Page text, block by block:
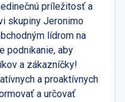
príležitosť a
skupiny Jeronimo
lídrom na
podnikanie, aby
a zákazníčky!
a proaktívnych
a určovať